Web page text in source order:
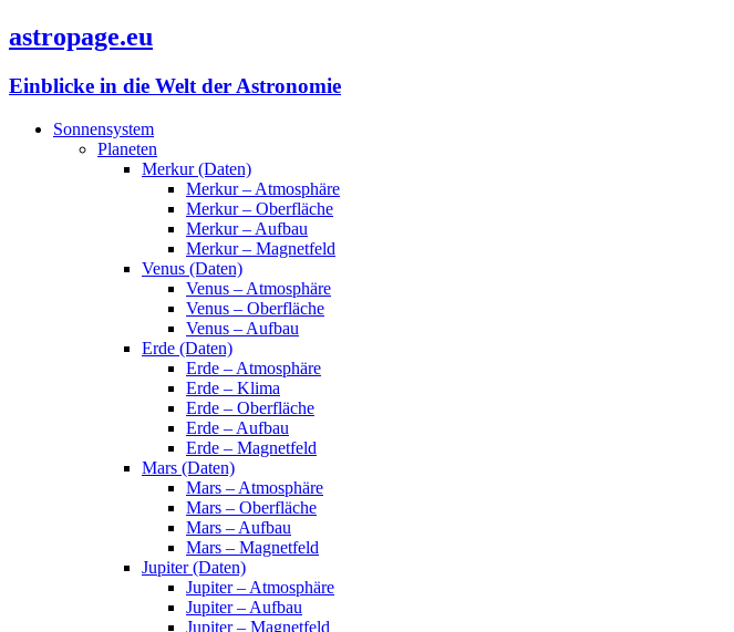
astropage.eu
Einblicke in die Welt der Astronomie
Sonnensystem
Planeten
Merkur (Daten)
Merkur – Atmosphäre
Merkur – Oberfläche
Merkur – Aufbau
Merkur – Magnetfeld
Venus (Daten)
Venus – Atmosphäre
Venus – Oberfläche
Venus – Aufbau
Erde (Daten)
Erde – Atmosphäre
Erde – Klima
Erde – Oberfläche
Erde – Aufbau
Erde – Magnetfeld
Mars (Daten)
Mars – Atmosphäre
Mars – Oberfläche
Mars – Aufbau
Mars – Magnetfeld
Jupiter (Daten)
Jupiter – Atmosphäre
Jupiter – Aufbau
Jupiter – Magnetfeld